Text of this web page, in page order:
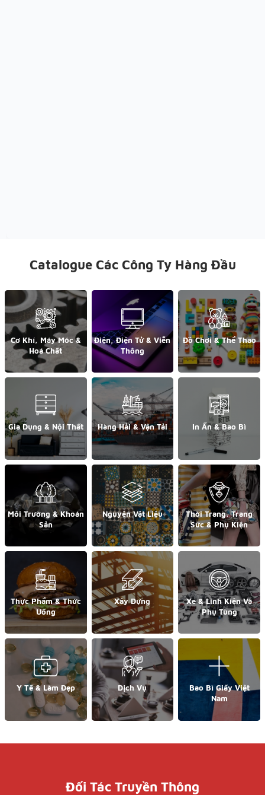
Catalogue Các Công Ty Hàng Đầu
Cơ Khí, Máy Móc &
Hoá Chất
Điện, Điện Tử & Viễn
Thông
Đồ Chơi & Thể Thao
Gia Dụng & Nội Thất Hàng Hải & Vận Tải In Ấn & Bao Bì
Môi Trường & Khoán
Sản
Nguyên Vật Liệu
Thời Trang, Trang
Sức & Phụ Kiện
Thực Phẩm & Thức
Uống
Xây Dựng
Xe & Linh Kiện Và
Phụ Tùng
Y Tế & Làm Đẹp Dịch Vụ
Bao Bì Giấy Việt
Nam
Đối Tác Truyền Thông